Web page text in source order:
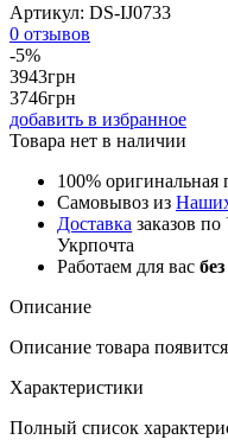
Артикул: DS-IJ0733
0 отзывов
-5%
3943грн
3746грн
добавить в избранное
Товара нет в наличии
100% оригинальная
Самовывоз из
Доставка заказов
Укрпочта
Работаем для вас
Описание
Описание товара
Характеристики
Полный список